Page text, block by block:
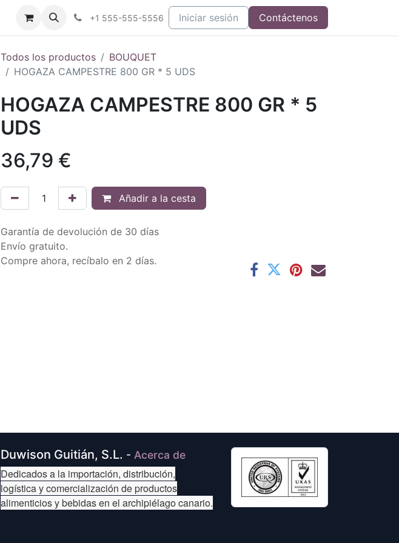
Blog Contáctenos
+1 555-555-5556 Iniciar sesión Contáctenos
Todos los productos
BOUQUET
HOGAZA CAMPESTRE 800 GR * 5 UDS
HOGAZA CAMPESTRE 800 GR * 5
UDS
36,79 €
Añadir a la cesta
Garantía de devolución de 30 días
Envío gratuito.
Compre ahora, recíbalo en 2 días.
Duwison Guitián, S.L. - Acerca de
Dedicados a la importación, distribución,
logística y comercialización de productos
alimenticios y bebidas en el archipiélago canario.